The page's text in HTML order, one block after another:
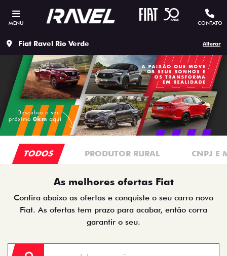
MENU CONTATO
Fiat Ravel Rio Verde Alterar
TODOS PRODUTOR RURAL CNPJ E
As melhores ofertas Fiat
Confira abaixo as ofertas e conquiste o seu carro novo
Fiat. As ofertas tem prazo para acabar, então corra
garantir o seu.